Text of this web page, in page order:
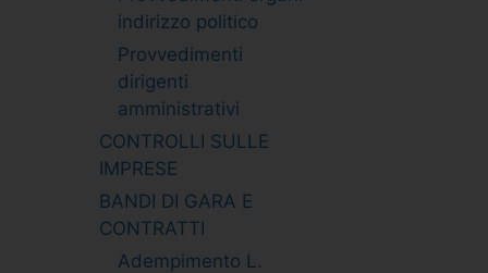
indirizzo politico
Provvedimenti
dirigenti
amministrativi
CONTROLLI SULLE
IMPRESE
BANDI DI GARA E
CONTRATTI
Adempimento L.